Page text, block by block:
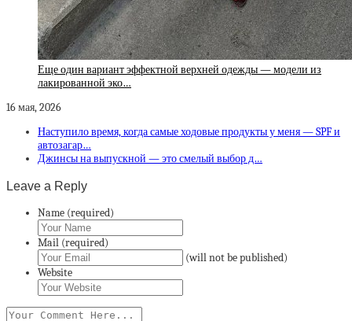
Еще один вариант эффектной верхней одежды — модели из
лакированной эко…
16 мая, 2026
Наступило время, когда самые ходовые продукты у меня — SPF и
автозагар…
Джинсы на выпускной — это смелый выбор д…
Leave a Reply
Name (required)
Mail (required)
(will not be published)
Website